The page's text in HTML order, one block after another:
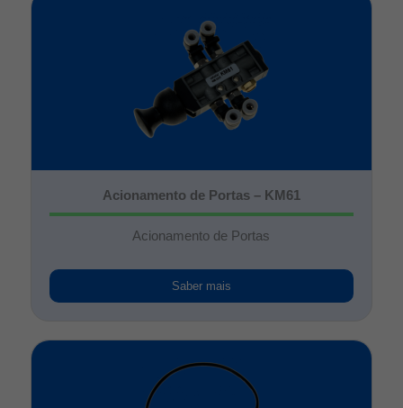
Acionamento de Portas – KM61
Acionamento de Portas
Saber mais